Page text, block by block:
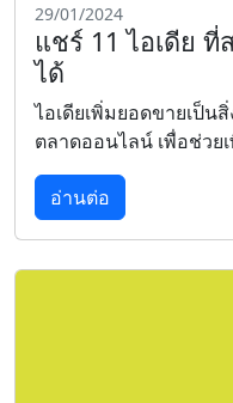
29/01/2024
แชร์ 11 ไอเดีย
ได้
ไอเดียเพิ่มยอดขายเป็
ตลาดออนไลน์ เพื่อช่วย
อ่านต่อ